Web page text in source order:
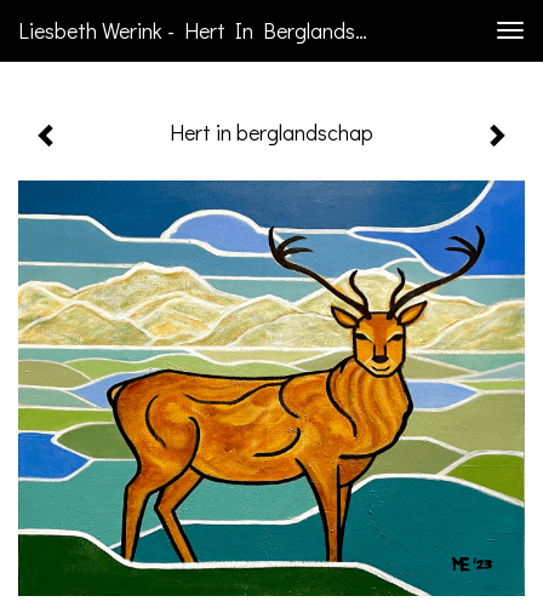
Liesbeth Werink - Hert In Berglandschap
Hert in berglandschap